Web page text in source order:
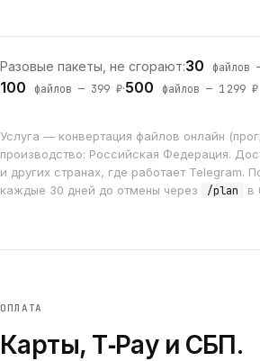
Разовые пакеты, не сгорают:30 файлов
100 файлов — 399 ₽·500 файлов — 1 299 ₽
Услуга — конвертация файлов онлайн
производство: Российская Федерация.
и других странах, где работает Telegram.
каждые 30 дней до отмены через
/plan в
ОПЛАТА
Карты, T‑Pay и СБП.